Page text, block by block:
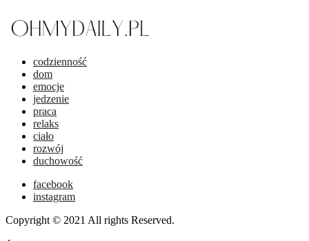
codzienność
dom
emocje
jedzenie
praca
relaks
ciało
rozwój
duchowość
facebook
instagram
Copyright © 2021 All rights Reserved.